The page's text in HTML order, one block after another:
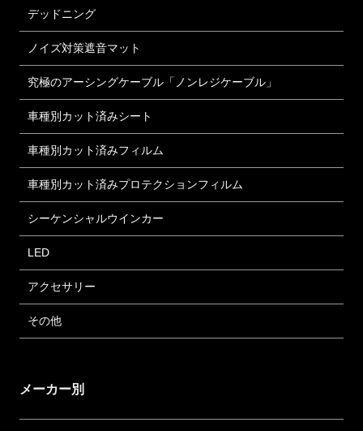
デッドニング
ノイズ対策遮音マット
究極のアーシングケーブル「ノンレジケーブル」
車種別カット済みシート
車種別カット済みフィルム
車種別カット済みプロテクションフィルム
シーケンシャルウインカー
LED
アクセサリー
その他
メーカー別